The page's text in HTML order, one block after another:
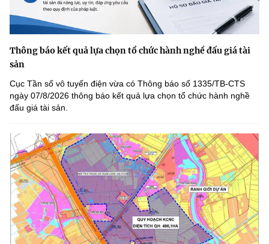
Thông báo kết quả lựa chọn tổ chức hành nghề đấu giá tài
sản
Cục Tần số vô tuyến điện vừa có Thông báo số 1335/TB-CTS
ngày 07/8/2026 thông báo kết quả lựa chọn tổ chức hành nghề
đấu giá tài sản.